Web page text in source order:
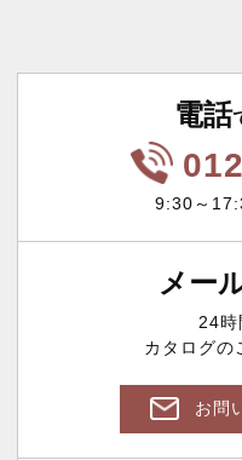
電話
9:30～
メー
24
カタログの
お問